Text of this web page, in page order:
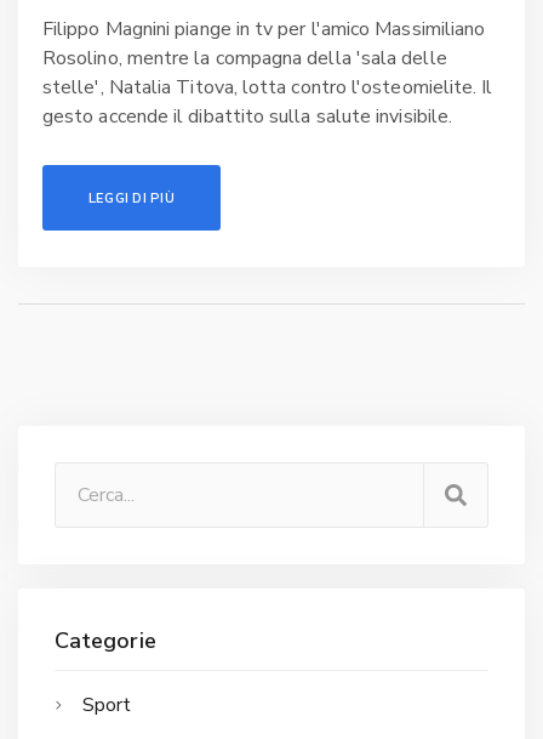
Filippo Magnini piange in tv per l'amico Massimiliano
Rosolino, mentre la compagna della 'sala delle
stelle', Natalia Titova, lotta contro l'osteomielite. Il
gesto accende il dibattito sulla salute invisibile.
LEGGI DI PIÙ
Categorie
Sport